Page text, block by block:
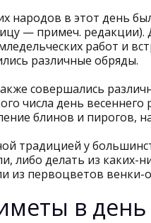
народов в этот день
— примеч. редакции).
работ и
различные обряды.
совершались
числа день
блинов и пирогов,
традицией у
либо делать из каких-
из первоцветов венки-
в день